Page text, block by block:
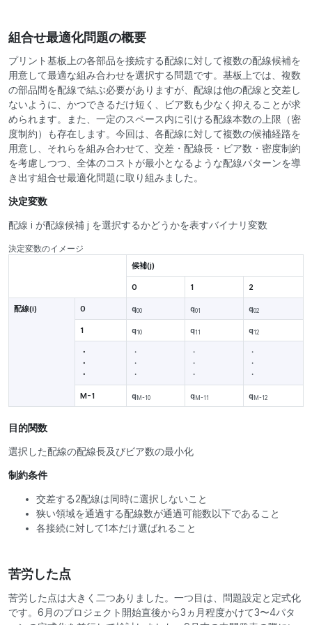
組合せ最適化問題の概要
プリント基板上の各部品を接続する配線に対して複数の配線候補を
用意して最適な組み合わせを選択する問題です。基板上では、複数
の部品間を配線で結ぶ必要がありますが、配線は他の配線と交差し
ないように、かつできるだけ短く、ビア数も少なく抑えることが求
められます。また、一定のスペース内に引ける配線本数の上限（密
度制約）も存在します。今回は、各配線に対して複数の候補経路を
用意し、それらを組み合わせて、交差・配線長・ビア数・密度制約
を考慮しつつ、全体のコストが最小となるような配線パターンを導
き出す組合せ最適化問題に取り組みました。
決定変数
配線 i が配線候補 j を選択するかどうかを表すバイナリ変数
決定変数のイメージ
候補(j)
0 1 2
配線(i) 0 q00 q01 q02
1 q10 q11 q12
・
・
・
・
・
・
・
・
・
・
・
・
M-1 q M-10 q M-11 q M-12
目的関数
選択した配線の配線長及びビア数の最小化
制約条件
交差する2配線は同時に選択しないこと
狭い領域を通過する配線数が通過可能数以下であること
各接続に対して1本だけ選ばれること
苦労した点
苦労した点は大きく二つありました。一つ目は、問題設定と定式化
です。6月のプロジェクト開始直後から3ヵ月程度かけて3〜4パタ